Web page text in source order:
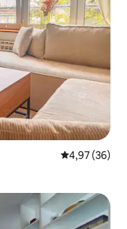
Середня
4,97 (36)